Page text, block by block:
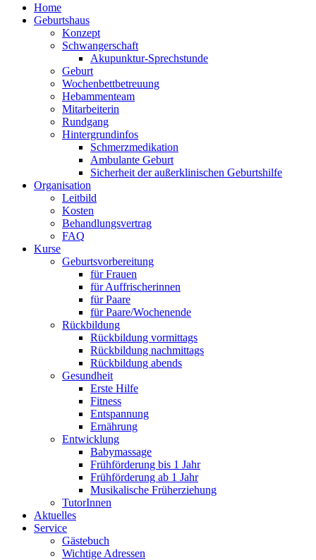
Home
Geburtshaus
Konzept
Schwangerschaft
Akupunktur-Sprechstunde
Geburt
Wochenbettbetreuung
Hebammenteam
Mitarbeiterin
Rundgang
Hintergrundinfos
Schmerzmedikation
Ambulante Geburt
Sicherheit der außerklinischen Geburtshilfe
Organisation
Leitbild
Kosten
Behandlungsvertrag
FAQ
Kurse
Geburtsvorbereitung
für Frauen
für Auffrischerinnen
für Paare
für Paare/Wochenende
Rückbildung
Rückbildung vormittags
Rückbildung nachmittags
Rückbildung abends
Gesundheit
Erste Hilfe
Fitness
Entspannung
Ernährung
Entwicklung
Babymassage
Frühförderung bis 1 Jahr
Frühförderung ab 1 Jahr
Musikalische Früherziehung
TutorInnen
Aktuelles
Service
Gästebuch
Wichtige Adressen